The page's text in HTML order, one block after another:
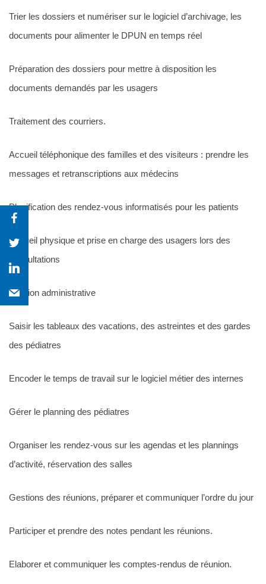
Trier les dossiers et numériser sur le logiciel d’archivage, les
documents pour alimenter le DPUN en temps réel
Préparation des dossiers pour mettre à disposition les
documents demandés par les usagers
Traitement des courriers.
Accueil téléphonique des familles et des visiteurs : prendre les
messages et retranscriptions aux médecins
Planification des rendez-vous informatisés pour les patients
Accueil physique et prise en charge des usagers lors des
consultations
Gestion administrative
Saisir les tableaux des vacations, des astreintes et des gardes
des pédiatres
Encoder le temps de travail sur le logiciel métier des internes
Gérer le planning des pédiatres
Organiser les rendez-vous sur les agendas et les plannings
d’activité, réservation des salles
Gestions des réunions, préparer et communiquer l’ordre du jour
Participer et prendre des notes pendant les réunions.
Elaborer et communiquer les comptes-rendus de réunion.